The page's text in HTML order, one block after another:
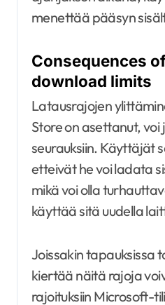
menettää pääsyn
Consequences
download limits
Latausrajojen
Store on asettanut, voi
seurauksiin. Käyttäjät
etteivät he voi ladata
mikä voi olla
käyttää sitä uudella
Joissakin tapauksissa
kiertää näitä rajoja
rajoituksiin Microsoft-